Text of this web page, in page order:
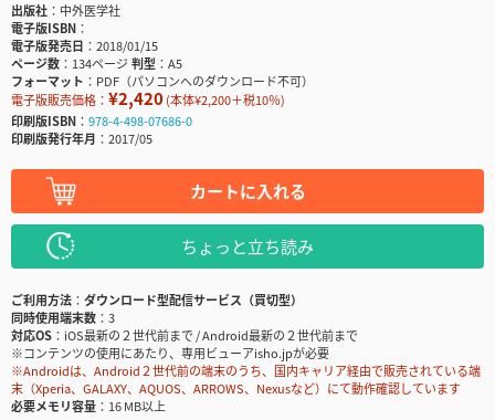
出版社
中外医学社
電子版ISBN
電子版発売日
2018/01/15
ページ数
134ページ判型
A5
フォーマット
PDF（パソコンへのダウンロード不可）
電子版販売価格： ¥2,420(本体¥2,200＋税10％)
印刷版ISBN
978-4-498-07686-0
印刷版発行年月
2017/05
カートに入れる
ちょっと立ち読み
ご利用方法
ダウンロード型配信サービス（買切型）
同時使用端末数
3
対応OS
iOS最新の２世代前まで / Android最新の２世代前まで
※コンテンツの使用にあたり、専用ビューアisho.jpが必要
※Androidは、Android２世代前の端末のうち、国内キャリア経由で販売されている端
末（Xperia、GALAXY、AQUOS、ARROWS、Nexusなど）にて動作確認しています
必要メモリ容量
16 MB以上